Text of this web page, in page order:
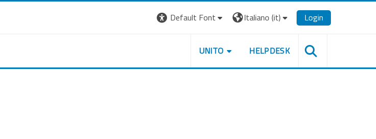
Default Font
Italiano ‎(it)‎ Login
UNITO HELPDESK